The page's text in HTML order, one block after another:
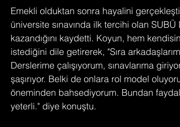
Emekli olduktan sonra hayalini
üniversite sınavında ilk tercihi olan SUBÜ
kazandığını kaydetti. Koyun, hem
istediğini dile getirerek, "Sıra
Derslerime çalışıyorum, sınavlarıma
şaşırıyor. Belki de onlara rol model
öneminden bahsediyorum. Bundan
yeterli." diye konuştu.